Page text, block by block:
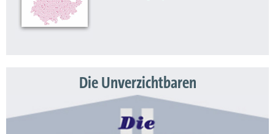
Die Unverzichtbaren